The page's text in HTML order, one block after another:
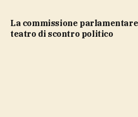
La commissione parlamentare Covid, storia di un
teatro di scontro politico